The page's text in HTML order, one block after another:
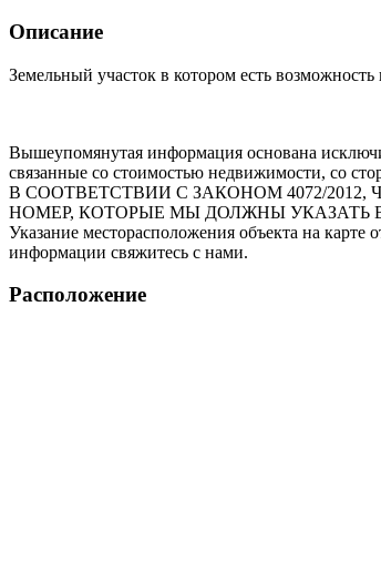
Описание
Земельный участок в котором есть
Вышеупомянутая информация основана
связанные со стоимостью недвижимости, со
В СООТВЕТСТВИИ С ЗАКОНОМ 4072/
НОМЕР, КОТОРЫЕ МЫ ДОЛЖНЫ УКАЗАТЬ
Указание месторасположения объекта на
информации свяжитесь с нами.
Расположение